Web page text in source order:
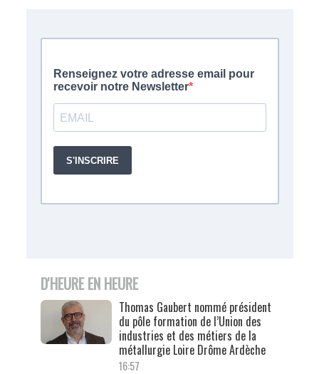
D'HEURE EN HEURE
Thomas Gaubert nommé président
du pôle formation de l’Union des
industries et des métiers de la
métallurgie Loire Drôme Ardèche
16:57